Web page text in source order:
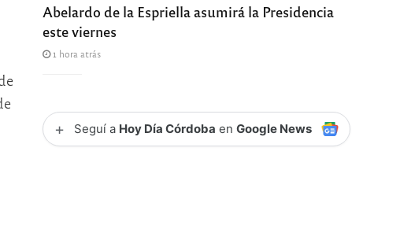
Abelardo de la Espriella asumirá la Presidencia
este viernes
1 hora atrás
+ Seguí a Hoy Día Córdoba enGoogle News